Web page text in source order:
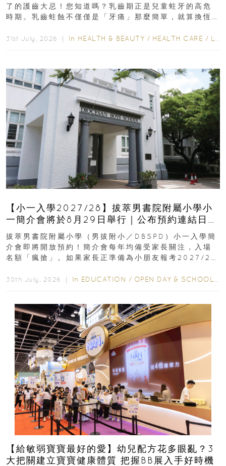
了的護齒大忌！您知道嗎？乳齒期正是兒童蛀牙的高危
時期。乳齒蛀蝕不僅僅是「牙痛」那麼簡單，就算換恆
31st July, 2026 ｜ In HEALTH & BEAUTY / HEALTH CARE / LIFESTYLE
【小一入學2027/28】拔萃男書院附屬小學小
一簡介會將於8月29日舉行｜公布預約連結日期
｜更設有網上重溫
拔萃男書院附屬小學（男拔附小／DBSPD）小一入學簡
介會即將開放預約！簡介會每年均備受家長關注，入場
名額「瘋搶」。如果家長正準備為小朋友報考2027/28
30th July, 2026 ｜ In EDUCATION / OPEN DAY & SCHOOL EVENTS
【給敏弱寶寶最好的愛】幼兒配方花多眼亂？3
大把關建立寶寶健康體質 把握BB展入手好時機